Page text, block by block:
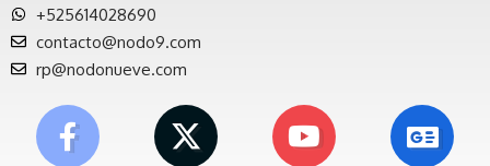
+525614028690
contacto@nodo9.com
rp@nodonueve.com